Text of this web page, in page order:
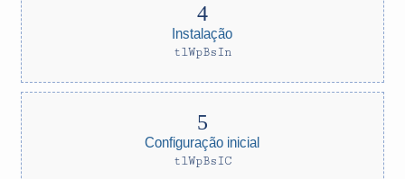
Instalação
tlWpBsIn
Configuração inicial
tlWpBsIC